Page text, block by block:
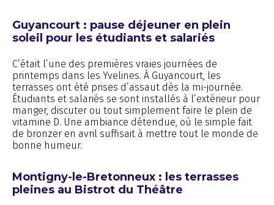
Guyancourt : pause déjeuner en plein
soleil pour les étudiants et salariés
C’était l’une des premières vraies journées de
printemps dans les Yvelines. À Guyancourt, les
terrasses ont été prises d’assaut dès la mi-journée.
Étudiants et salariés se sont installés à l’extérieur pour
manger, discuter ou tout simplement faire le plein de
vitamine D. Une ambiance détendue, où le simple fait
de bronzer en avril suffisait à mettre tout le monde de
bonne humeur.
Montigny-le-Bretonneux : les terrasses
pleines au Bistrot du Théâtre